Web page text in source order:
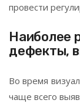
провести
Наиболее
дефекты,
Во время
чаще всего